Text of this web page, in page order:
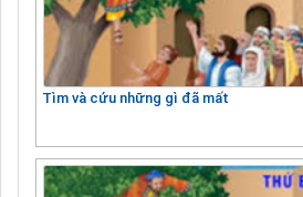
Tìm và cứu những gì đã mất